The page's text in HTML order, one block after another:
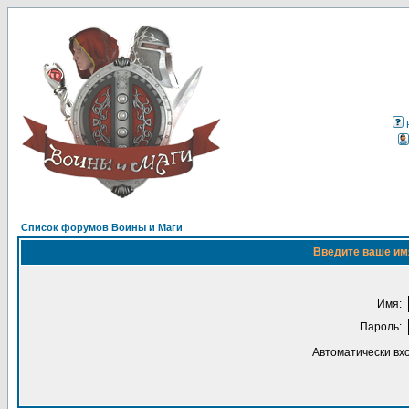
Список форумов Воины и Маги
Введите ваше
Имя:
Пароль:
Автоматически